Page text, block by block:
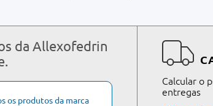
da Allexofedrin
os produtos da marca
Calcular o
entregas